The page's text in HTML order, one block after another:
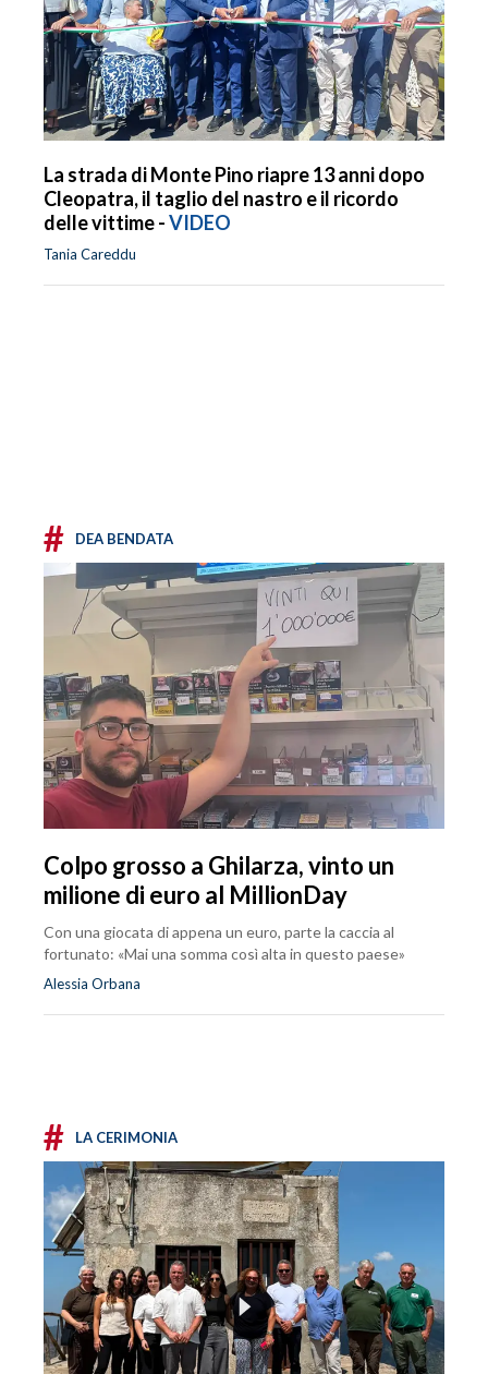
La strada di Monte Pino riapre 13 anni dopo
Cleopatra, il taglio del nastro e il ricordo
delle vittime -VIDEO
Tania Careddu
# DEA BENDATA
Colpo grosso a Ghilarza, vinto un
milione di euro al MillionDay
Con una giocata di appena un euro, parte la caccia al
fortunato: «Mai una somma così alta in questo paese»
Alessia Orbana
# LA CERIMONIA